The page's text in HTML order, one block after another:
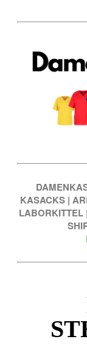
KASACKS |
LABORKITTEL |